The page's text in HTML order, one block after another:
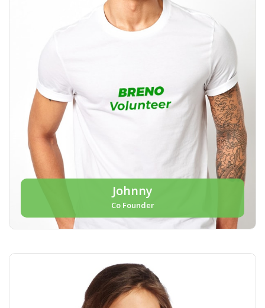
Johnny
Co Founder